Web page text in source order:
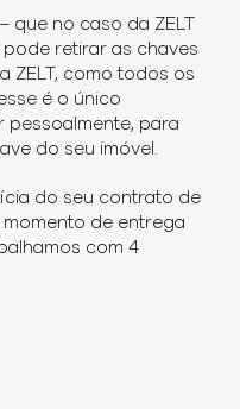
no caso da ZELT
retirar as chaves
ZELT, como todos os
é o único
pessoalmente, para
do seu imóvel.
do seu contrato de
de entrega
com 4